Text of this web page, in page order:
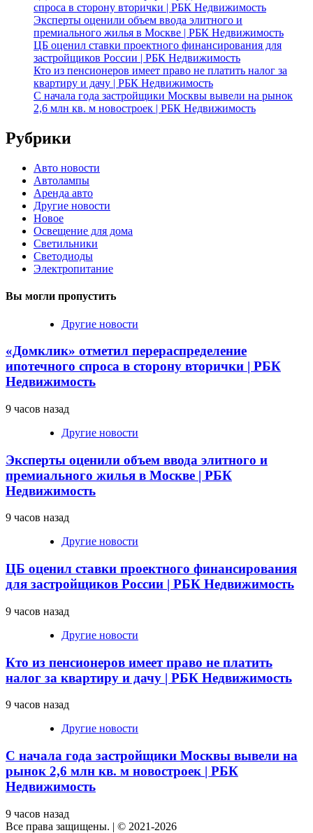
спроса в сторону вторички | РБК Недвижимость
Эксперты оценили объем ввода элитного и
премиального жилья в Москве | РБК Недвижимость
ЦБ оценил ставки проектного финансирования для
застройщиков России | РБК Недвижимость
Кто из пенсионеров имеет право не платить налог за
квартиру и дачу | РБК Недвижимость
С начала года застройщики Москвы вывели на рынок
2,6 млн кв. м новостроек | РБК Недвижимость
Рубрики
Авто новости
Автолампы
Аренда авто
Другие новости
Новое
Освещение для дома
Светильники
Светодиоды
Электропитание
Вы могли пропустить
Другие новости
«Домклик» отметил перераспределение
ипотечного спроса в сторону вторички | РБК
Недвижимость
9 часов назад
Другие новости
Эксперты оценили объем ввода элитного и
премиального жилья в Москве | РБК
Недвижимость
9 часов назад
Другие новости
ЦБ оценил ставки проектного финансирования
для застройщиков России | РБК Недвижимость
9 часов назад
Другие новости
Кто из пенсионеров имеет право не платить
налог за квартиру и дачу | РБК Недвижимость
9 часов назад
Другие новости
С начала года застройщики Москвы вывели на
рынок 2,6 млн кв. м новостроек | РБК
Недвижимость
9 часов назад
Все права защищены. | © 2021-2026